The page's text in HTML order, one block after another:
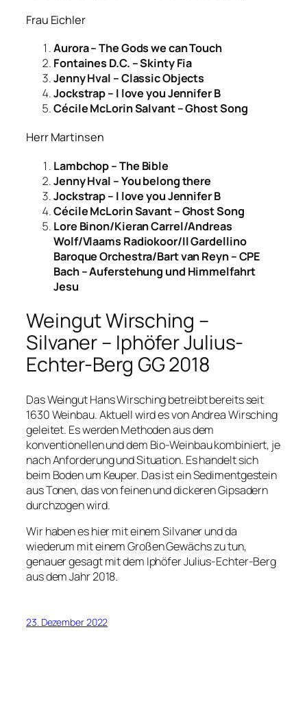
Frau Eichler
Aurora – The Gods we can Touch
Fontaines D.C. – Skinty Fia
Jenny Hval – Classic Objects
Jockstrap – I love you Jennifer B
Cécile McLorin Salvant – Ghost Song
Herr Martinsen
Lambchop – The Bible
Jenny Hval – You belong there
Jockstrap – I love you Jennifer B
Cécile McLorin Savant – Ghost Song
Lore Binon/Kieran Carrel/Andreas
Wolf/Vlaams Radiokoor/Il Gardellino
Baroque Orchestra/Bart van Reyn – CPE
Bach – Auferstehung und Himmelfahrt
Jesu
Weingut Wirsching –
Silvaner – Iphöfer Julius-
Echter-Berg GG 2018
Das Weingut Hans Wirsching betreibt bereits seit
1630 Weinbau. Aktuell wird es von Andrea Wirsching
geleitet. Es werden Methoden aus dem
konventionellen und dem Bio-Weinbau kombiniert, je
nach Anforderung und Situation. Es handelt sich
beim Boden um Keuper. Das ist ein Sedimentgestein
aus Tonen, das von feinen und dickeren Gipsadern
durchzogen wird.
Wir haben es hier mit einem Silvaner und da
wiederum mit einem Großen Gewächs zu tun,
genauer gesagt mit dem Iphöfer Julius-Echter-Berg
aus dem Jahr 2018.
23. Dezember 2022